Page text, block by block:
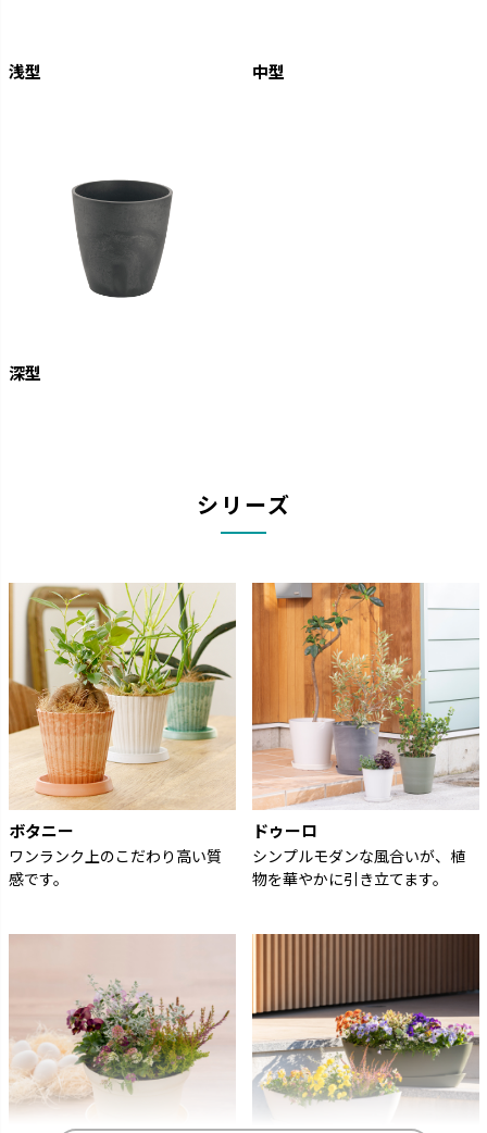
浅型 中型
深型
シリーズ
ボタニー
ワンランク上のこだわり高い質
感です。
ドゥーロ
シンプルモダンな風合いが、植
物を華やかに引き立てます。